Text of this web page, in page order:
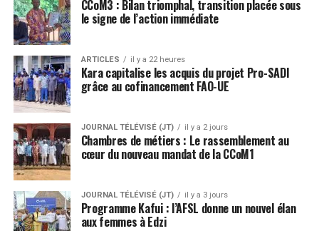
CCoM3 : Bilan triomphal, transition placée sous
le signe de l’action immédiate
ARTICLES il y a 22 heures
Kara capitalise les acquis du projet Pro-SADI
grâce au cofinancement FAO-UE
JOURNAL TÉLÉVISÉ (JT) il y a 2 jours
Chambres de métiers : Le rassemblement au
cœur du nouveau mandat de la CCoM1
JOURNAL TÉLÉVISÉ (JT) il y a 3 jours
Programme Kafui : l’AFSL donne un nouvel élan
aux femmes à Edzi